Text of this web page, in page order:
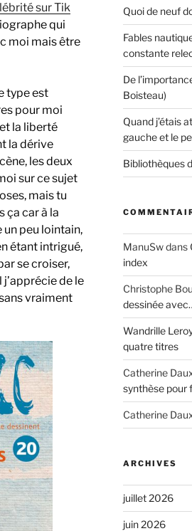
sur Tik
qui
moi mais être
type est
pour moi
la liberté
la dérive
les deux
sur ce sujet
mais tu
ça car à la
un peu lointain,
étant intrigué,
se croiser,
de le
vraiment
Quoi de neuf
Fables
constante
De
Boisteau)
Quand j’étais
gauche et le
Bibliothèques
ManuSwdans
index
Christophe
dessinée
Wandrille
quatre titres
Catherine
synthèse pour
Catherine
ARCHIVES
juillet 2026
juin 2026